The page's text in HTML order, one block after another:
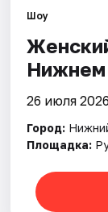
Шоу
Нижнем
26 июля 2026
Город:
Площадка: